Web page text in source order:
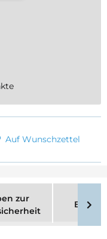
Auf Wunschzettel
zur